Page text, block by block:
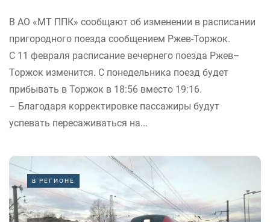
В АО «МТ ППК» сообщают об изменении в расписании
пригородного поезда сообщением Ржев-Торжок.
С 11 февраля расписание вечернего поезда Ржев–
Торжок изменится. С понедельника поезд будет
прибывать в Торжок в 18:56 вместо 19:16.
– Благодаря корректировке пассажиры будут
успевать пересаживаться на...
В РЕГИОНЕ